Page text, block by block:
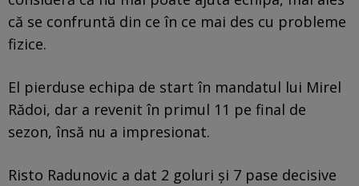
că se confruntă din ce în ce mai des cu probleme
fizice.
El pierduse echipa de start în mandatul lui Mirel
Rădoi, dar a revenit în primul 11 pe final de
sezon, însă nu a impresionat.
Risto Radunovic a dat 2 goluri și 7 pase decisive